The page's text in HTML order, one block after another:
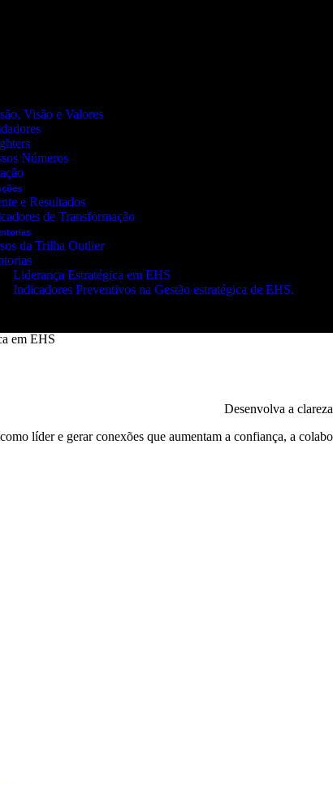
Visão e Valores
Números
e Resultados
de Transformação
da Trilha Outlier
Liderança Estratégica em EHS
Indicadores Preventivos na Gestão estratégica de EHS.
em EHS
Desenvolva a
líder e gerar conexões que aumentam a confiança, a